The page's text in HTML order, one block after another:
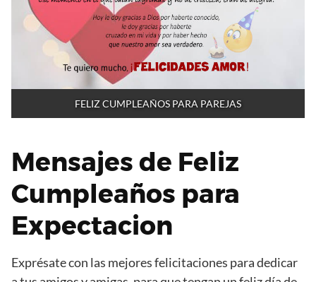
FELIZ CUMPLEAÑOS PARA PAREJAS
Mensajes de Feliz
Cumpleaños para
Expectacion
Exprésate con las mejores felicitaciones para dedicar